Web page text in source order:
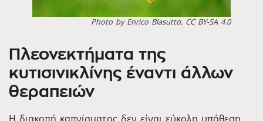
Photo by Enrico Blasutto, CC BY-SA 4.0
Πλεονεκτήματα της
κυτισινικλίνης έναντι άλλων
θεραπειών